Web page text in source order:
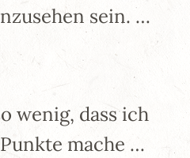
sein. …
wenig, dass ich
mache …